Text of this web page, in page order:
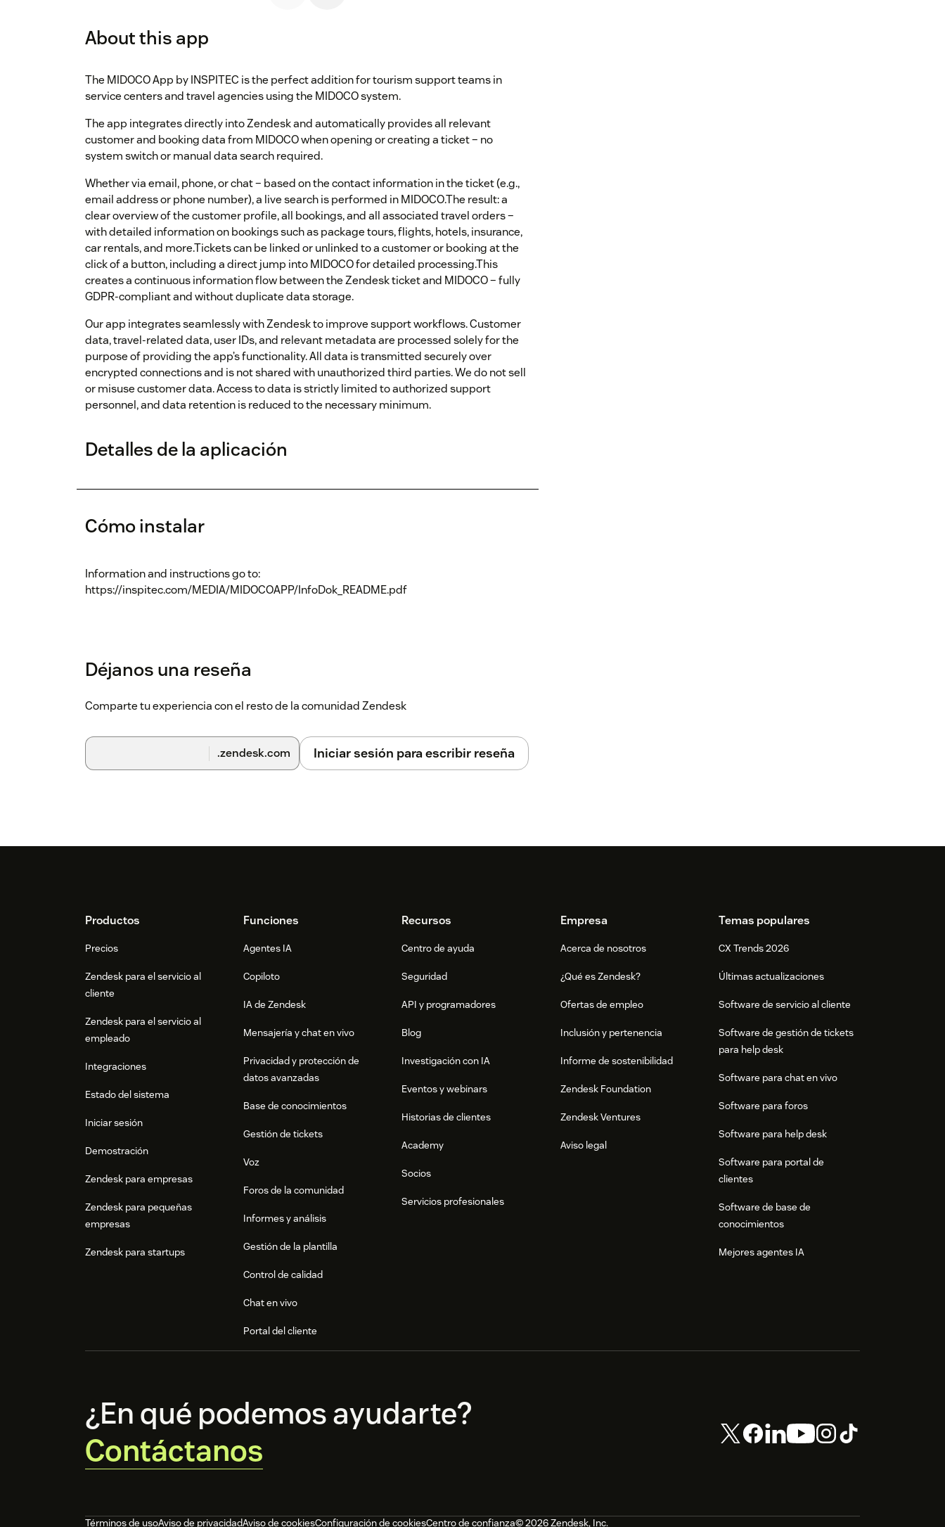
About this app
The MIDOCO App by INSPITEC is the perfect addition for tourism support teams in
service centers and travel agencies using the MIDOCO system.
The app integrates directly into Zendesk and automatically provides all relevant
customer and booking data from MIDOCO when opening or creating a ticket – no
system switch or manual data search required.
Whether via email, phone, or chat – based on the contact information in the ticket (e.g.,
email address or phone number), a live search is performed in MIDOCO.The result: a
clear overview of the customer profile, all bookings, and all associated travel orders –
with detailed information on bookings such as package tours, flights, hotels, insurance,
car rentals, and more.Tickets can be linked or unlinked to a customer or booking at the
click of a button, including a direct jump into MIDOCO for detailed processing.This
creates a continuous information flow between the Zendesk ticket and MIDOCO – fully
GDPR-compliant and without duplicate data storage.
Our app integrates seamlessly with Zendesk to improve support workflows. Customer
data, travel-related data, user IDs, and relevant metadata are processed solely for the
purpose of providing the app’s functionality. All data is transmitted securely over
encrypted connections and is not shared with unauthorized third parties. We do not sell
or misuse customer data. Access to data is strictly limited to authorized support
personnel, and data retention is reduced to the necessary minimum.
Detalles de la aplicación
Cómo instalar
Information and instructions go to:
https://inspitec.com/MEDIA/MIDOCOAPP/InfoDok_README.pdf
Déjanos una reseña
Comparte tu experiencia con el resto de la comunidad Zendesk
.zendesk.com Iniciar sesión para escribir reseña
FooterProductos
Precios
Zendesk para el servicio al
cliente
Zendesk para el servicio al
empleado
Integraciones
Estado del sistema
Iniciar sesión
Demostración
Zendesk para empresas
Zendesk para pequeñas
empresas
Zendesk para startups
Funciones
Agentes IA
Copiloto
IA de Zendesk
Mensajería y chat en vivo
Privacidad y protección de
datos avanzadas
Base de conocimientos
Gestión de tickets
Voz
Foros de la comunidad
Informes y análisis
Gestión de la plantilla
Control de calidad
Chat en vivo
Portal del cliente
Recursos
Centro de ayuda
Seguridad
API y programadores
Blog
Investigación con IA
Eventos y webinars
Historias de clientes
Academy
Socios
Servicios profesionales
Empresa
Acerca de nosotros
¿Qué es Zendesk?
Ofertas de empleo
Inclusión y pertenencia
Informe de sostenibilidad
Zendesk Foundation
Zendesk Ventures
Aviso legal
Temas populares
CX Trends 2026
Últimas actualizaciones
Software de servicio al cliente
Software de gestión de tickets
para help desk
Software para chat en vivo
Software para foros
Software para help desk
Software para portal de
clientes
Software de base de
conocimientos
Mejores agentes IA
¿En qué podemos ayudarte?
Contáctanos
Términos de usoAviso de privacidadAviso de cookiesConfiguración de cookiesCentro de confianza© 2026 Zendesk, Inc.